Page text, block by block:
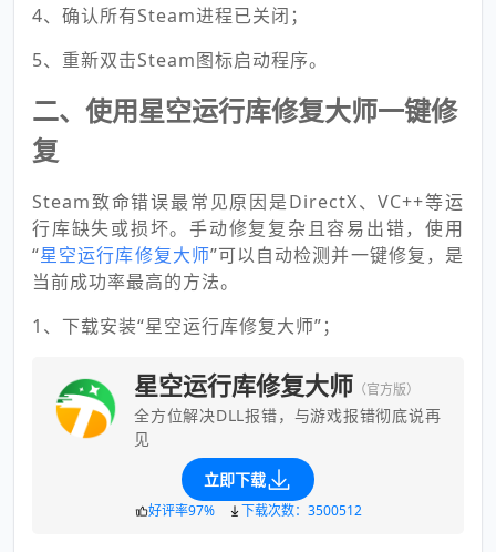
4、确认所有Steam进程已关闭；
5、重新双击Steam图标启动程序。
二、使用星空运行库修复大师一键修
复
Steam致命错误最常见原因是DirectX、VC++等运
行库缺失或损坏。手动修复复杂且容易出错，使用
“星空运行库修复大师”可以自动检测并一键修复，是
当前成功率最高的方法。
1、下载安装“星空运行库修复大师”；
星空运行库修复大师 （官方版）
全方位解决DLL报错，与游戏报错彻底说再
见
立即下载
好评率97% 下载次数：3500512